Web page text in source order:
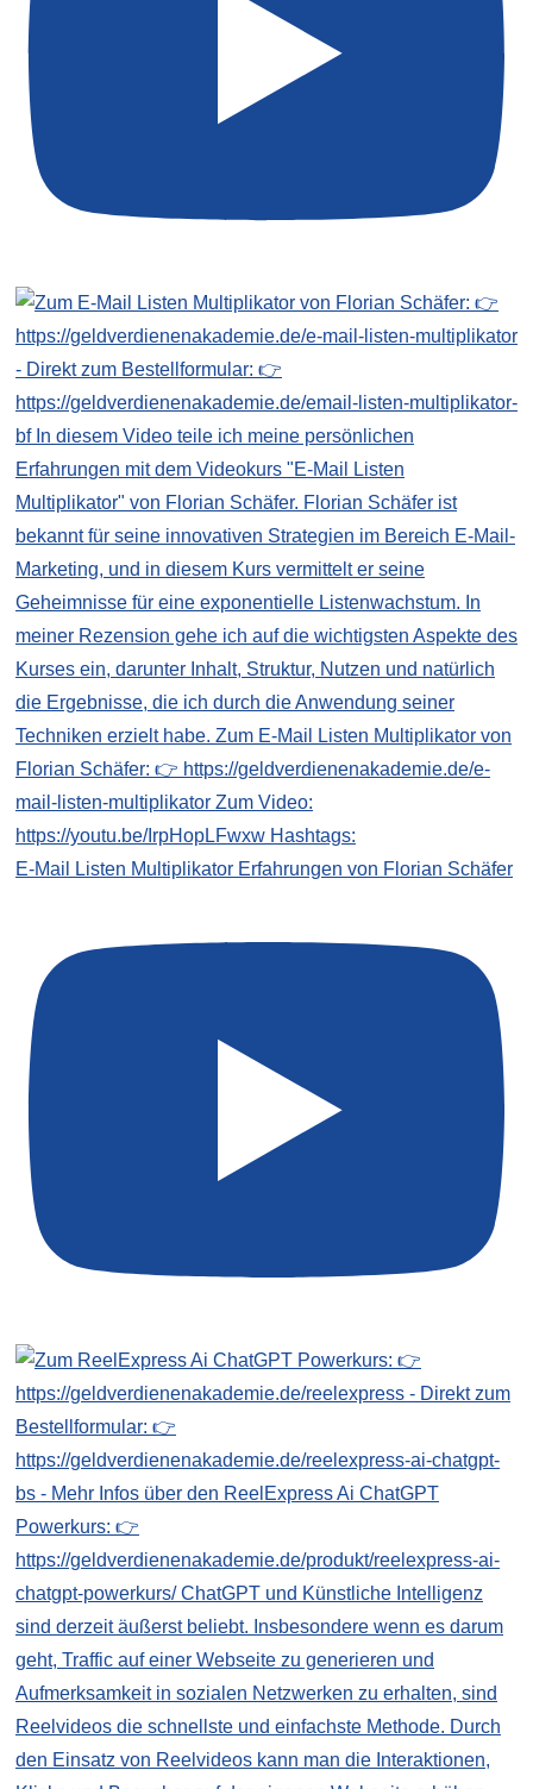
E-Mail Listen Multiplikator Erfahrungen von Florian Schäfer